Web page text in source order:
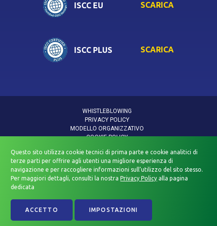
ISCC EU SCARICA
ISCC PLUS SCARICA
WHISTLEBLOWING
PRIVACY POLICY
MODELLO ORGANIZZATIVO
COOKIE POLICY
INFORMATIVA PRIVACY VIDEOSORVEGLIANZA
POLITICA QUALITÀ E SICUREZZA
DICHIARAZIONE DI ACCESSIBILITÀ
Questo sito utilizza cookie tecnici di prima parte e cookie analitici di
terze parti per offrire agli utenti una migliore esperienza di
navigazione e per raccogliere informazioni sull’utilizzo del sito stesso.
Per maggiori dettagli, consulti la nostraPrivacy Policy alla pagina
dedicata
ACCETTO IMPOSTAZIONI